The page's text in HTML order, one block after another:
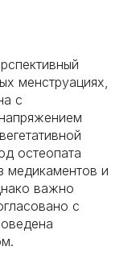
менструациях,
с
остеопата
медикаментов и
важно
с